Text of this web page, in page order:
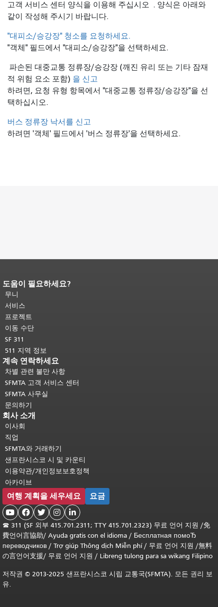
고객 서비스 센터 양식을 이용해 주십시오 . 양식은 아래와
같이 작성해 주시기 바랍니다.
"대피소/승강장" 청소를 요청하세요.
"객체" 필드에서 "대피소/승강장"을 선택하세요.
파손된 대중교통 정류장/승강장 (깨진 유리 또는 기타 잠재
적 위험 요소 포함) 을 신고
하려면, 요청 유형 항목에서 "대중교통 정류장/승강장"을 선
택하십시오.
버스 정류장 낙서를 신고
하려면 '객체' 필드에서 '버스 정류장'을 선택하세요.
페이지 내용 끝입니다.이 페이지의 나
머지 내용은 모든 페이지에 반복됩니
다.메인 콘텐츠 상단으로 돌아가려면
여기를 클릭하십시오
도움이 필요하세요?
무니
서비스
프로젝트
이동 수단
SF 311
511 지역 정보
계속 연락하세요
차별 관련 불만 사항
SFMTA 고객 서비스 센터
SFMTA 사무실
문의하기
회사 소개
이사회
직업
SFMTA와 거래하기
샌프란시스코 시 및 카운티
이용약관/개인정보보호정책
아카이브
여행 계획을 세우세요 요금
    
☎ 311 (SF 외부 415.701.2311; TTY 415.701.2323) 무료 언어 지원 /免
費언어言協助/ Ayuda gratis con el idioma / Бесплатная помоЂ
переводчиков / Trợ giúp Thông dịch Miễn phí/ 무료 언어 지원 /無料
の言언어支援/ 무료 언어 지원 / Libreng tulong para sa wikang Filipino
저작권 © 2013-2025 샌프란시스코 시립 교통국(SFMTA). 모든 권리 보
유.